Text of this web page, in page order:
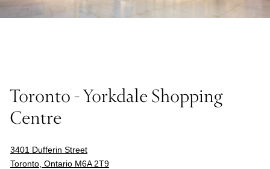
Toronto - Yorkdale Shopping
Centre
3401 Dufferin Street
Toronto, Ontario M6A 2T9